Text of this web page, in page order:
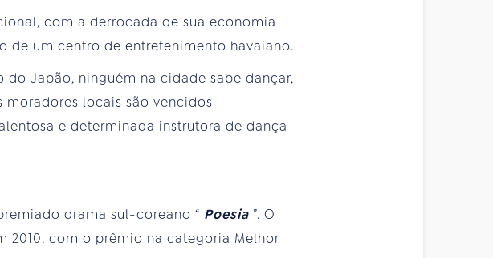
com a derrocada de sua economia
de um centro de entretenimento havaiano.
Japão, ninguém na cidade sabe dançar,
locais são vencidos
e determinada instrutora de dança
drama sul-coreano “ Poesia ”. O
2010, com o prêmio na categoria Melhor